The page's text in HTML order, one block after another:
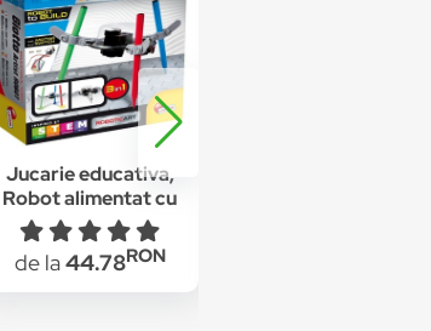
Jucarie educativa,
Robot alimentat cu
apa sarata, Multicolor,
+ 8 ani
de la44.78RON